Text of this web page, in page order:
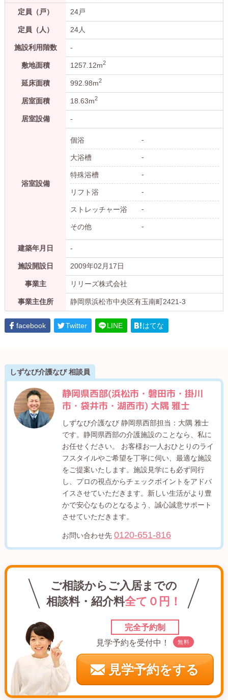
定員（戸） 24戸
定員（人） 24人
施設利用階数 -
敷地面積 1257.12m2
延床面積 992.98m2
居室面積 18.63m2
居室設備 -
浴室設備
個浴 -
大浴槽 -
特殊浴槽 -
リフト浴 -
ストレッチャー浴 -
その他 -
建築年月日 -
施設開設日 2009年02月17日
事業主 リリーズ株式会社
事業主住所 静岡県浜松市中央区有玉南町2421-3
facebook Twitter LINE はてな
しずなび介護なび 相談員
静岡県西部(浜松市・磐田市・掛川
市・袋井市・湖西市) 大隅 雅士
しずなび介護なび 静岡県西部担当：大隅 雅士
です。静岡県西部の介護施設のことなら、私に
お任せください。 お客様お一人おひとりのライ
フスタイルやご希望を丁寧に伺い、最適な施設
をご提案いたします。施設見学にも必ず同行
し、プロの視点からチェックポイントをアドバ
イスさせていただきます。新しい生活がより豊
かで安心なものとなるよう、誠心誠意サポート
させていただきます。
お問い合わせ先 0120-651-816
ご相談からご入居までの
相談料・紹介料全て０円！
完全予約制
見学予約を受付中！
無料
見学予約をする